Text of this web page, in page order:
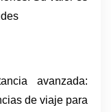
avanzada:
de viaje para